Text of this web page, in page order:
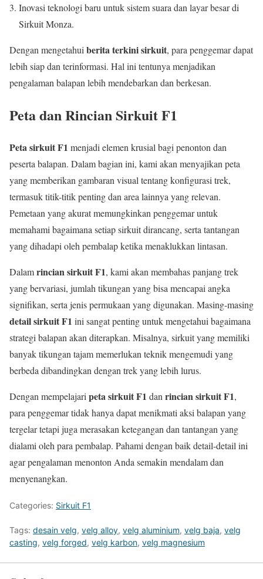
Inovasi teknologi baru untuk sistem suara dan layar besar di
Sirkuit Monza.
Dengan mengetahui berita terkini sirkuit, para penggemar dapat
lebih siap dan terinformasi. Hal ini tentunya menjadikan
pengalaman balapan lebih mendebarkan dan berkesan.
Peta dan Rincian Sirkuit F1
Peta sirkuit F1 menjadi elemen krusial bagi penonton dan
peserta balapan. Dalam bagian ini, kami akan menyajikan peta
yang memberikan gambaran visual tentang konfigurasi trek,
termasuk titik-titik penting dan area lainnya yang relevan.
Pemetaan yang akurat memungkinkan penggemar untuk
memahami bagaimana setiap sirkuit dirancang, serta tantangan
yang dihadapi oleh pembalap ketika menaklukkan lintasan.
Dalamrincian sirkuit F1, kami akan membahas panjang trek
yang bervariasi, jumlah tikungan yang bisa mencapai angka
signifikan, serta jenis permukaan yang digunakan. Masing-masing
detail sirkuit F1 ini sangat penting untuk mengetahui bagaimana
strategi balapan akan diterapkan. Misalnya, sirkuit yang memiliki
banyak tikungan tajam memerlukan teknik mengemudi yang
berbeda dibandingkan dengan trek yang lebih lurus.
Dengan mempelajari peta sirkuit F1 dan rincian sirkuit F1,
para penggemar tidak hanya dapat menikmati aksi balapan yang
tergelar tetapi juga merasakan ketegangan dan tantangan yang
dialami oleh para pembalap. Pahami dengan baik detail-detail ini
agar pengalaman menonton Anda semakin mendalam dan
menyenangkan.
Categories: Sirkuit F1
Tags: desain velg, velg alloy, velg aluminium, velg baja, velg
casting, velg forged, velg karbon, velg magnesium